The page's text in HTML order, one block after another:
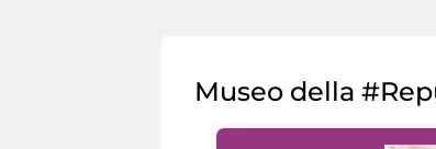
Museo della